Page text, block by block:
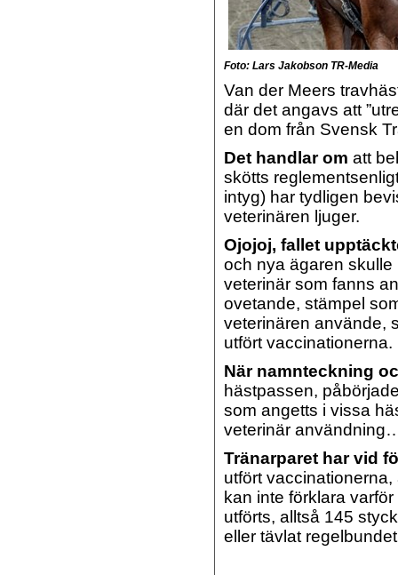
Foto: Lars Jakobson TR-Media
Van der Meers
där det angavs att
en dom från Svensk
Det handlar om att
skötts
intyg) har tydligen
veterinären ljuger.
Ojojoj, fallet
och nya ägaren skulle
veterinär som fanns
ovetande, stämpel
veterinären använde,
utfört vaccinationerna.
När namnteckning
hästpassen,
som angetts i vissa
veterinär
Tränarparet har vid
utfört
kan inte förklara
utförts, alltså 145
eller tävlat